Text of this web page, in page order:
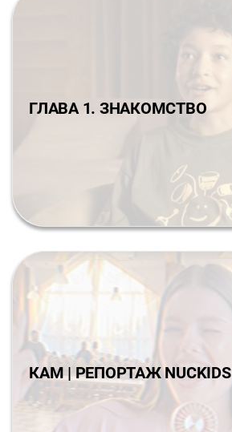
ГЛАВА 1. ЗНАКОМСТВО
КАМ | РЕПОРТАЖ NUCKIDS